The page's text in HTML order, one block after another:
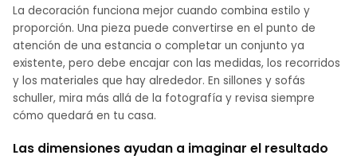
La decoración funciona mejor cuando combina estilo y
proporción. Una pieza puede convertirse en el punto de
atención de una estancia o completar un conjunto ya
existente, pero debe encajar con las medidas, los recorridos
y los materiales que hay alrededor. En sillones y sofás
schuller, mira más allá de la fotografía y revisa siempre
cómo quedará en tu casa.
Las dimensiones ayudan a imaginar el resultado